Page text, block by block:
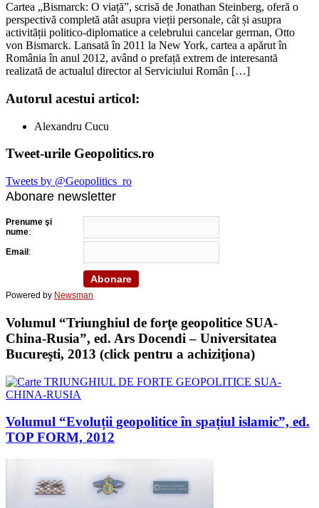
Cartea „Bismarck: O viață”, scrisă de Jonathan Steinberg, oferă o
perspectivă completă atât asupra vieții personale, cât și asupra
activității politico-diplomatice a celebrului cancelar german, Otto
von Bismarck. Lansată în 2011 la New York, cartea a apărut în
România în anul 2012, având o prefață extrem de interesantă
realizată de actualul director al Serviciului Român […]
Autorul acestui articol:
Alexandru Cucu
Tweet-urile Geopolitics.ro
Tweets by @Geopolitics_ro
Abonare newsletter
Prenume şi
nume:
Email :
Powered by Newsman
Volumul “Triunghiul de forţe geopolitice SUA-
China-Rusia”, ed. Ars Docendi – Universitatea
Bucureşti, 2013 (click pentru a achiziţiona)
Volumul “Evoluții geopolitice în spațiul islamic”, ed.
TOP FORM, 2012